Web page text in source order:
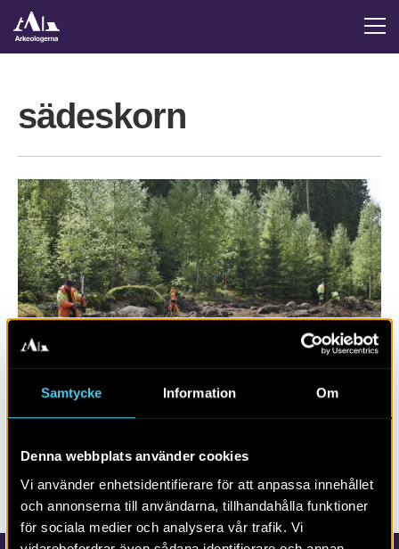
Samtycke Information Om
Denna webbplats använder cookies
Vi använder enhetsidentifierare för att anpassa innehållet
och annonserna till användarna, tillhandahålla funktioner
för sociala medier och analysera vår trafik. Vi
sädeskorn
RAPPORT 2016:96
Hester, del 2